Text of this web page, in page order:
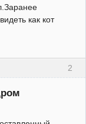
как кот
2